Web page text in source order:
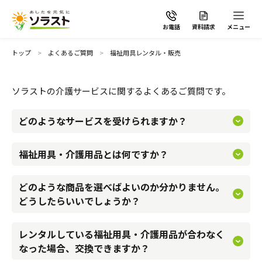
お電話 資料請求 メニュー
ソラストの想い
介護サービスから探す
介護サービスから探す
地域から探す
よくあるご質問
トップ よくあるご質問 福祉用具レンタル・販売
ソラストの介護サービスに関するよくあるご質問です。
どのようなサービスを受けられますか？
一人ひとりの暮らし方やご要望に合わせて、最適な福祉用具
をご提案。住み慣れた我が家や地域で、毎日をより快適に、
福祉用具・介護用品とは何ですか？
えで役に立つ便利な用具のことです。
どのような商品を選べばよいのか分かりません。
どうしたらいいでしょうか？
族の希望を伺いながら、適切な福祉用具・介護用品をご提案
レンタルしている福祉用具・介護用品が合わなく
なった場合、交換できますか？
交換できます。その時々の状況に合わせて福祉用具・介護用